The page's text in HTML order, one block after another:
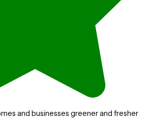
and businesses greener and fresher